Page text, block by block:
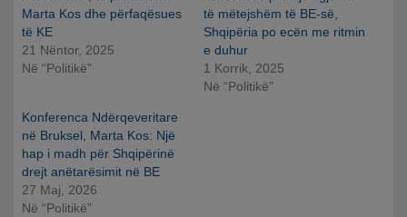
Marta Kos dhe përfaqësues
të KE
21 Nëntor, 2025
Në “Politikë”
të mëtejshëm të BE-së,
Shqipëria po ecën me ritmin
e duhur
1 Korrik, 2025
Në “Politikë”
Konferenca Ndërqeveritare
në Bruksel, Marta Kos: Një
hap i madh për Shqipërinë
drejt anëtarësimit në BE
27 Maj, 2026
Në “Politikë”